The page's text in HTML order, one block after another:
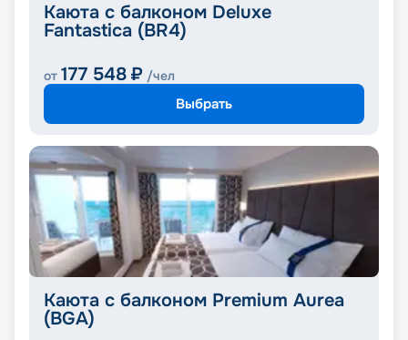
Каюта с балконом Deluxe
Fantastica (BR4)
от 177 548 ₽ /чел
Выбрать
Каюта с балконом Premium Aurea
(BGA)